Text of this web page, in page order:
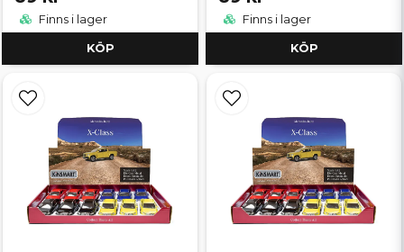
Finns i lager
KÖP
Finns i lager
KÖP